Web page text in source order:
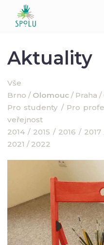
Aktuality
Vše
Brno / Olomouc / Praha /
Pro studenty / Pro
veřejnost
2014 / 2015 / 2016 / 2017
2021 / 2022